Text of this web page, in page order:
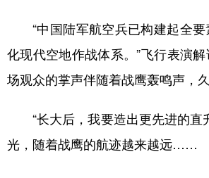
“中国陆军航空兵已构建起全要
化现代空地作战体系。”飞行表演
场观众的掌声伴随着战鹰轰鸣声，久
“长大后，我要造出更先进的直
光，随着战鹰的航迹越来越远……